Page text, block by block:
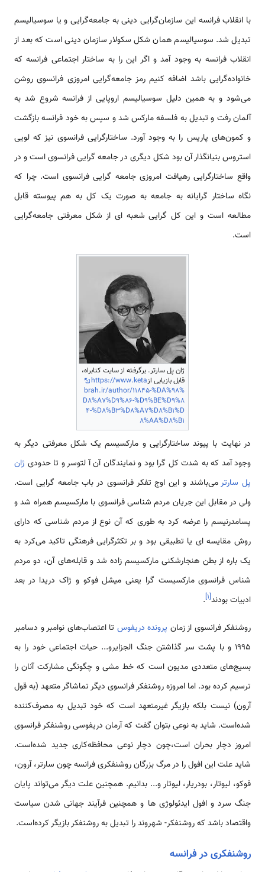
با انقلاب فرانسه این سازمان‌گرایی دینی به جامعه‌گرایی و یا سوسیالیسم
تبدیل شد. سوسیالیسم همان شکل سکولار سازمان دینی است که بعد از
انقلاب فرانسه به وجود آمد و اگر این را به ساختار اجتماعی فرانسه که
خانواده‌گرایی باشد اضافه کنیم رمز جامعه‌گرایی امروزی فرانسوی روشن
می‌شود و به همین دلیل سوسیالیسم اروپایی از فرانسه شروع شد به
آلمان رفت و تبدیل به فلسفه مارکس شد و سپس به خود فرانسه بازگشت
و کمون‌های پاریس را به وجود آورد. ساختارگرایی فرانسوی نیز که لویی
استروس بنیانگذار آن بود شکل دیگری در جامعه گرایی فرانسوی است و در
واقع ساختارگرایی رهیافت امروزی جامعه گرایی فرانسوی است. چرا که
نگاه ساختار گرایانه به جامعه به صورت یک کل به هم پیوسته قابل
مطالعه است و این کل گرایی شعبه ای از شکل معرفتی جامعه‌گرایی
است.
ژان پل سارتر. برگرفته از سایت کتابراه،
قابل بازیابی ازhttps://www.keta
brah.ir/author/11845-%DA%98%
D8%A7%D9%86-%D9%BE%D9%8
4-%D8%B3%D8%A7%D8%B1%D
8%AA%D8%B1
در نهایت با پیوند ساختارگرایی و مارکسیسم یک شکل معرفتی دیگر به
وجود آمد که به شدت کل گرا بود و نمایندگان آن آ لتوسر و تا حدودی ژان
پل سارترمی‌باشند و این اوج تفکر فرانسوی در باب جامعه گرایی است.
ولی در مقابل این جریان مردم شناسی فرانسوی با مارکسیسم همراه شد و
پسامدرنیسم را عرضه کرد به طوری که آن نوع از مردم شناسی که دارای
روش مقایسه ای یا تطبیقی بود و بر تکثرگرایی فرهنگی تاکید می‌کرد به
یک باره از بطن هنجارشکنی مارکسیسم زاده شد و قابله‌های آن، دو مردم
شناس فرانسوی مارکسیست گرا یعنی میشل فوکو و ژاک دریدا در بعد
ادبیات بودند[۱]
.
روشنفکر فرانسوی از زمان پرونده دریفوس تا اعتصاب‌های نوامبر و دسامبر
١٩٩٥ و با پشت سر گذاشتن جنگ الجزایرو... حیات اجتماعی خود را به
بسیج‌های متعددی مدیون است که خط مشی و چگونگی مشارکت آنان را
ترسیم کرده بود. اما امروزه روشنفکر فرانسوی دیگر تماشاگر متعهد (به قول
آرون) نیست بلکه بازیگر غیرمتعهد است که خود تبدیل به مصرف‌کننده
شده‌است. شاید به نوعی بتوان گفت که آرمان دریفوسی روشنفکر فرانسوی
امروز دچار بحران است،چون دچار نوعی محافظه‌کاری جدید شده‌است.
شاید علت این افول را در مرگ بزرگان روشنفکری فرانسه چون سارتر، آرون،
فوکو، لیوتار، بودریار، لیوتار و... بدانیم. همچنین علت دیگر می‌تواند پایان
جنگ سرد و افول ایدئولوژی ها و همچنین فرآیند جهانی شدن سیاست
واقتصاد باشد که روشنفکر- شهروند را تبدیل به روشنفکر بازیگر کرده‌است.
روشنفكری در فرانسه